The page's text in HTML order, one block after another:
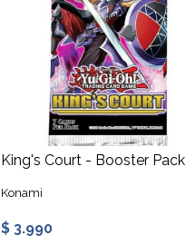
King's Court - Booster Pack
Konami
$ 3.990